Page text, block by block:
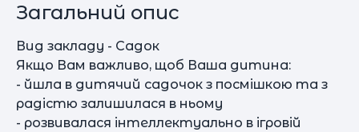
Загальний опис
Вид закладу - Садок
Якщо Вам важливо, щоб Ваша дитина:
- йшла в дитячий садочок з посмішкою та з
радістю залишилася в ньому
- розвивалася інтеллектуально в ігровій